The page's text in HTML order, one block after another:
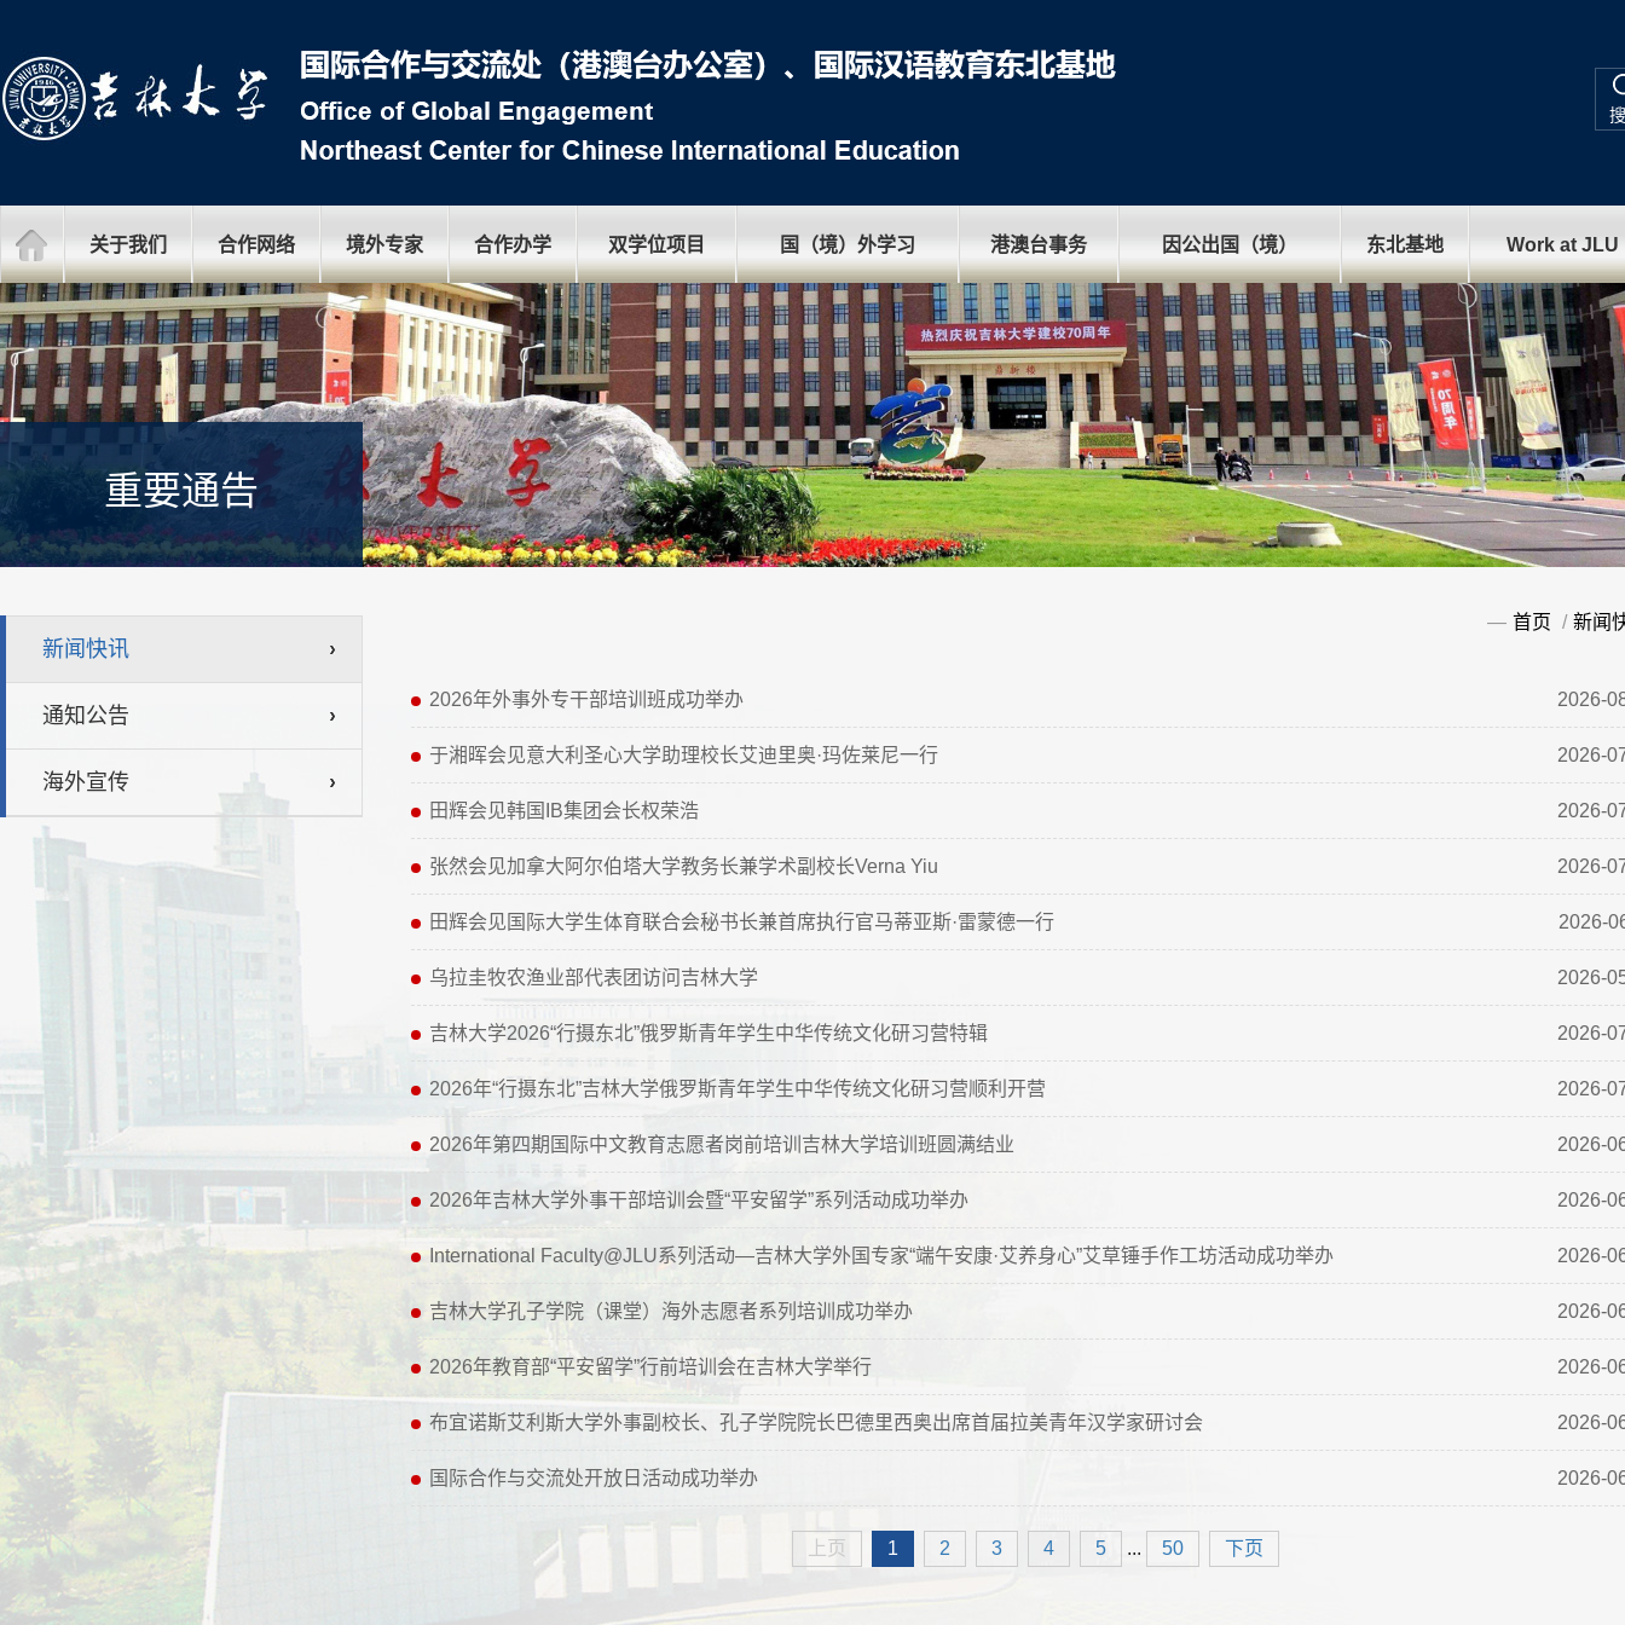
关于我们 合作网络 境外专家 合作办学 双学位项目 国（境）外学习 港澳台事务 因公出国（境） 东北基地 Work at JLU
重要通告
新闻快讯
通知公告
海外宣传
— 首页 / 新闻
2026年外事外专干部培训班成功举办 2026-
于湘晖会见意大利圣心大学助理校长艾迪里奥·玛佐莱尼一行 2026-
田辉会见韩国IB集团会长权荣浩 2026-
张然会见加拿大阿尔伯塔大学教务长兼学术副校长Verna Yiu 2026-
田辉会见国际大学生体育联合会秘书长兼首席执行官马蒂亚斯·雷蒙德一行 2026-
乌拉圭牧农渔业部代表团访问吉林大学 2026-
吉林大学2026“行摄东北”俄罗斯青年学生中华传统文化研习营特辑 2026-
2026年“行摄东北”吉林大学俄罗斯青年学生中华传统文化研习营顺利开营 2026-
2026年第四期国际中文教育志愿者岗前培训吉林大学培训班圆满结业 2026-
2026年吉林大学外事干部培训会暨“平安留学”系列活动成功举办 2026-
International Faculty@JLU系列活动—吉林大学外国专家“端午安康·艾养身心”艾草锤手作工坊活动成功举办 2026-
吉林大学孔子学院（课堂）海外志愿者系列培训成功举办 2026-
2026年教育部“平安留学”行前培训会在吉林大学举行 2026-
布宜诺斯艾利斯大学外事副校长、孔子学院院长巴德里西奥出席首届拉美青年汉学家研讨会 2026-
国际合作与交流处开放日活动成功举办 2026-
上页 1 2 3 4 5 ... 50 下页